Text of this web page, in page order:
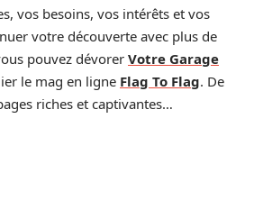
vos besoins, vos intérêts et vos
votre découverte avec plus de
pouvez dévorer Votre Garage
le mag en ligne Flag To Flag. De
riches et captivantes…